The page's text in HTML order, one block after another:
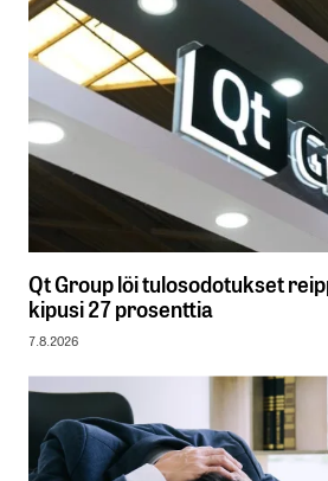
Qt Group löi tulosodotukset
kipusi 27 prosenttia
7.8.2026